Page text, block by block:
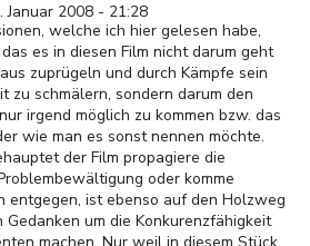
2008 - 21:28
welche ich hier gelesen habe,
es in diesen Film nicht darum geht
zuprügeln und durch Kämpfe sein
zu schmälern, sondern darum den
irgend möglich zu kommen bzw. das
wie man es sonst nennen möchte.
der Film propagiere die
oder komme
entgegen, ist ebenso auf den Holzweg
um die Konkurenzfähigkeit